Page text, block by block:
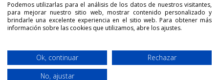
Consejería de Cultura y Patrimonio del Cabildo Insular
de La Palma / 2021 /Aviso legal/Política de Privacidad
Podemos utilizarlas para el análisis de los datos de nuestros visitantes,
para mejorar nuestro sitio web, mostrar contenido personalizado y
brindarle una excelente experiencia en el sitio web. Para obtener más
información sobre las cookies que utilizamos, abre los ajustes.
Ok, continuar
Rechazar
No, ajustar